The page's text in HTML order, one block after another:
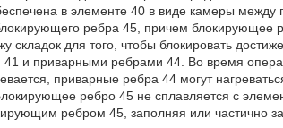
в элементе 40 в виде камеры
ребра 45, причем блокирующее
для того, чтобы блокировать
и приварными ребрами 44. Во время
приварные ребра 44 могут
ребро 45 не сплавляется с
ребром 45, заполняя или частично